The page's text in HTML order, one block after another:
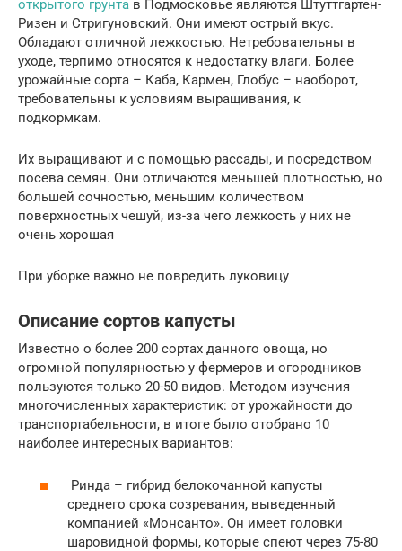
открытого грунта в Подмосковье являются Штуттгартен-
Ризен и Стригуновский. Они имеют острый вкус.
Обладают отличной лежкостью. Нетребовательны в
уходе, терпимо относятся к недостатку влаги. Более
урожайные сорта – Каба, Кармен, Глобус – наоборот,
требовательны к условиям выращивания, к
подкормкам.
Их выращивают и с помощью рассады, и посредством
посева семян. Они отличаются меньшей плотностью, но
большей сочностью, меньшим количеством
поверхностных чешуй, из-за чего лежкость у них не
очень хорошая
При уборке важно не повредить луковицу
Описание сортов капусты
Известно о более 200 сортах данного овоща, но
огромной популярностью у фермеров и огородников
пользуются только 20-50 видов. Методом изучения
многочисленных характеристик: от урожайности до
транспортабельности, в итоге было отобрано 10
наиболее интересных вариантов:
Ринда – гибрид белокочанной капусты
среднего срока созревания, выведенный
компанией «Монсанто». Он имеет головки
шаровидной формы, которые спеют через 75-80